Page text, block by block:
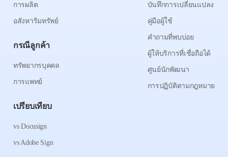
การผลิต
อสังหาริมทรัพย์
กรณีลูกค้า
ทรัพยากรบุคคล
การแพทย์
เปรียบเทียบ
vs Docusign
vs Adobe Sign
บันทึกการเปลี่ยนแปลง
คู่มือผู้ใช้
คำถามที่พบบ่อย
ผู้ให้บริการที่เชื่อถือได้
ศูนย์นักพัฒนา
การปฏิบัติตามกฎหมาย